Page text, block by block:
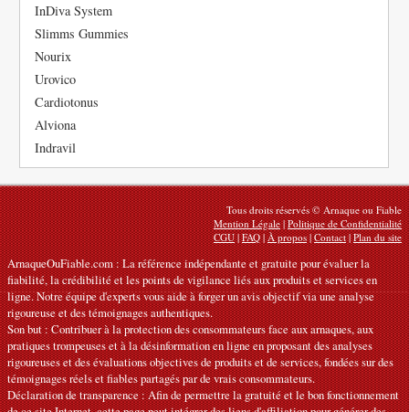
InDiva System
Slimms Gummies
Nourix
Urovico
Cardiotonus
Alviona
Indravil
Tous droits réservés © Arnaque ou Fiable
Mention Légale|Politique de Confidentialité
CGU|FAQ|À propos|Contact|Plan du site
ArnaqueOuFiable.com : La référence indépendante et gratuite pour évaluer la
fiabilité, la crédibilité et les points de vigilance liés aux produits et services en
ligne. Notre équipe d'experts vous aide à forger un avis objectif via une analyse
rigoureuse et des témoignages authentiques.
Son but : Contribuer à la protection des consommateurs face aux arnaques, aux
pratiques trompeuses et à la désinformation en ligne en proposant des analyses
rigoureuses et des évaluations objectives de produits et de services, fondées sur des
témoignages réels et fiables partagés par de vrais consommateurs.
Déclaration de transparence : Afin de permettre la gratuité et le bon fonctionnement